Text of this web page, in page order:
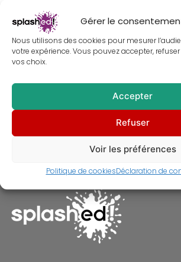
Gérer le
Nous utilisons des cookies pour mesurer
votre expérience. Vous pouvez accepter,
vos choix.
Accepter
Refuser
Voir les préférences
Politique de cookiesDéclaration de
Peinture digitale imprimée sur
30,00€